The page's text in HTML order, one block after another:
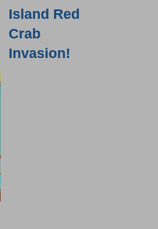
Island Red
Crab
Invasion!